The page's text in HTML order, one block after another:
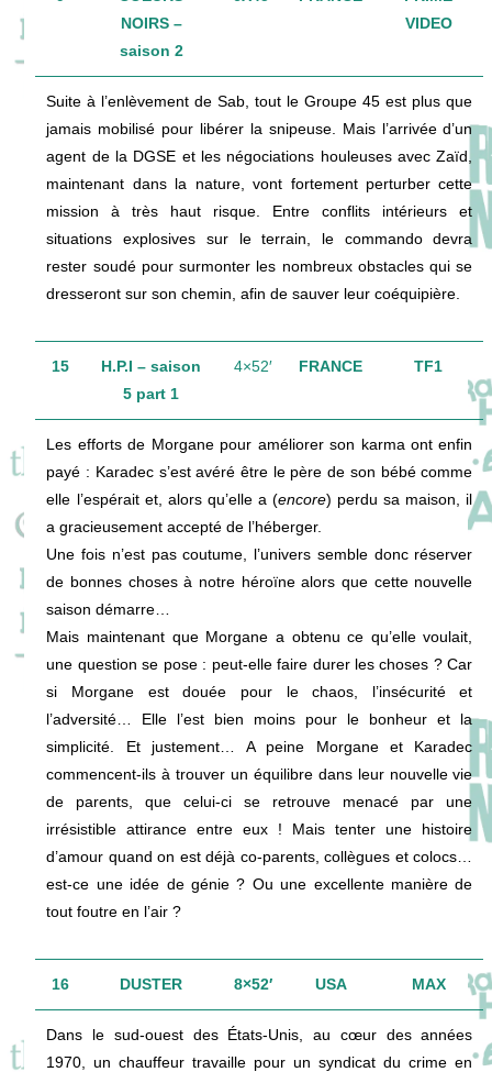
NOIRS –
saison 2
VIDEO
Suite à l’enlèvement de Sab, tout le Groupe 45 est plus que
jamais mobilisé pour libérer la snipeuse. Mais l’arrivée d’un
agent de la DGSE et les négociations houleuses avec Zaïd,
maintenant dans la nature, vont fortement perturber cette
mission à très haut risque. Entre conflits intérieurs et
situations explosives sur le terrain, le commando devra
rester soudé pour surmonter les nombreux obstacles qui se
dresseront sur son chemin, afin de sauver leur coéquipière.
15
H.P.I – saison
5 part 1
4×52′ FRANCE TF1
Les efforts de Morgane pour améliorer son karma ont enfin
payé : Karadec s’est avéré être le père de son bébé comme
elle l’espérait et, alors qu’elle a (encore) perdu sa maison, il
a gracieusement accepté de l’héberger.
Une fois n’est pas coutume, l’univers semble donc réserver
de bonnes choses à notre héroïne alors que cette nouvelle
saison démarre…
Mais maintenant que Morgane a obtenu ce qu’elle voulait,
une question se pose : peut-elle faire durer les choses ? Car
si Morgane est douée pour le chaos, l’insécurité et
l’adversité… Elle l’est bien moins pour le bonheur et la
simplicité. Et justement… A peine Morgane et Karadec
commencent-ils à trouver un équilibre dans leur nouvelle vie
de parents, que celui-ci se retrouve menacé par une
irrésistible attirance entre eux ! Mais tenter une histoire
d’amour quand on est déjà co-parents, collègues et colocs…
est-ce une idée de génie ? Ou une excellente manière de
tout foutre en l’air ?
16 DUSTER 8×52′ USA MAX
Dans le sud-ouest des États-Unis, au cœur des années
1970, un chauffeur travaille pour un syndicat du crime en